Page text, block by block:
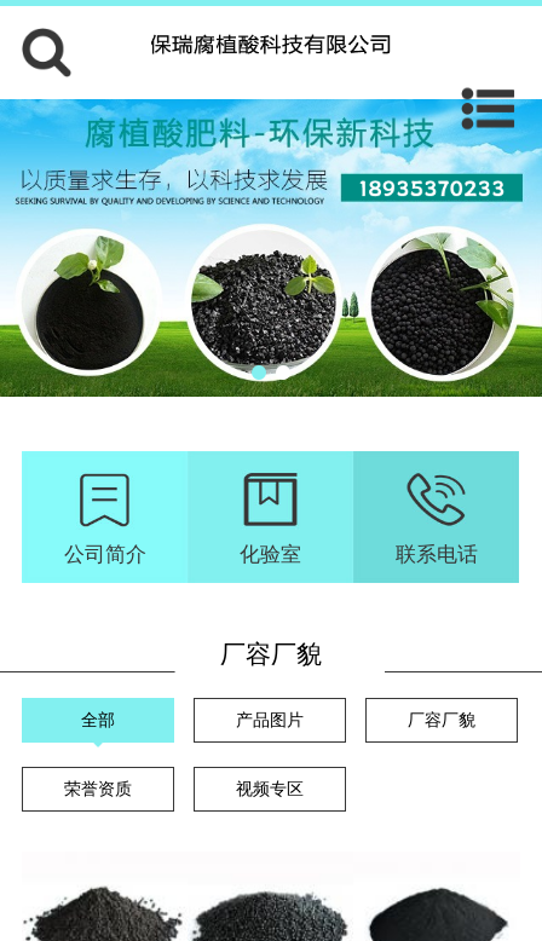
公司简介 化验室 联系电话
厂容厂貌
全部 产品图片 厂容厂貌
荣誉资质 视频专区